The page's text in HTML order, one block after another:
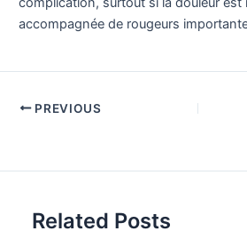
accompagnée de rougeurs
PREVIOUS
Related Posts